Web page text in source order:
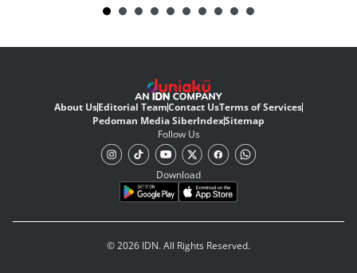
About UsEditorial TeamContact UsTerms of Services
Pedoman Media SiberIndexSitemap
Follow Us
Download
© 2026 IDN. All Rights Reserved.